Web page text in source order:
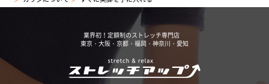
業界初！定額制のストレッチ専門店
東京・大阪・京都・福岡・神奈川・愛知